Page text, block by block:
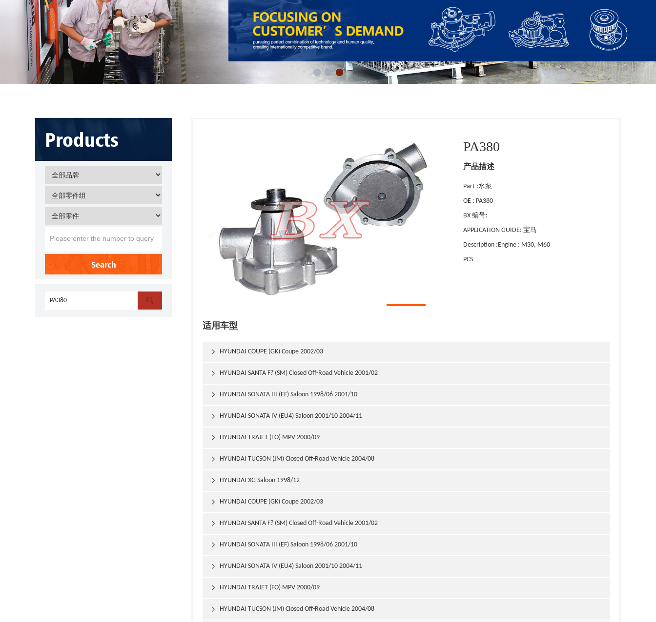
Products
Search

PA380
产品描述
Part :水泵
OE : PA380
BX 编号:
APPLICATION GUIDE: 宝马
Description :Engine : M30, M60
PCS
适用车型
HYUNDAI COUPE (GK) Coupe 2002/03

HYUNDAI SANTA F? (SM) Closed Off-Road Vehicle 2001/02

HYUNDAI SONATA III (EF) Saloon 1998/06 2001/10

HYUNDAI SONATA IV (EU4) Saloon 2001/10 2004/11

HYUNDAI TRAJET (FO) MPV 2000/09

HYUNDAI TUCSON (JM) Closed Off-Road Vehicle 2004/08

HYUNDAI XG Saloon 1998/12

HYUNDAI COUPE (GK) Coupe 2002/03

HYUNDAI SANTA F? (SM) Closed Off-Road Vehicle 2001/02

HYUNDAI SONATA III (EF) Saloon 1998/06 2001/10

HYUNDAI SONATA IV (EU4) Saloon 2001/10 2004/11

HYUNDAI TRAJET (FO) MPV 2000/09

HYUNDAI TUCSON (JM) Closed Off-Road Vehicle 2004/08
